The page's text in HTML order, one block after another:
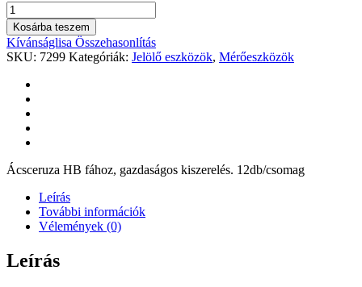
Ácsceruza
18cm
HB
12db
quantity
Kosárba teszem
Kívánságlisa Összehasonlítás
SKU: 7299 Kategóriák: Jelölő eszközök, Mérőeszközök
Ácsceruza HB fához, gazdaságos kiszerelés. 12db/csomag
Leírás
További információk
Vélemények (0)
Leírás